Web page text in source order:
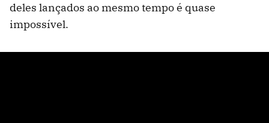
deles lançados ao mesmo tempo é quase
impossível.